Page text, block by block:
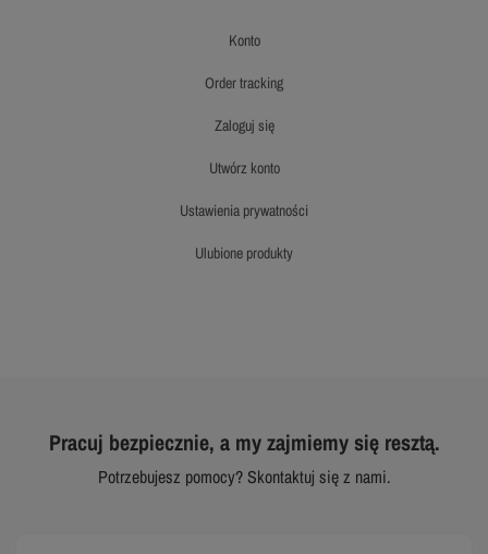
konto
order tracking
zaloguj się
utwórz konto
ustawienia prywatności
ulubione produkty
Pracuj bezpiecznie, a my zajmiemy się resztą.
Potrzebujesz pomocy? Skontaktuj się z nami.